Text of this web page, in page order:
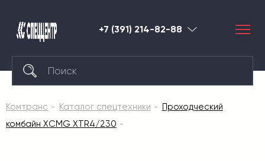
+7 (391) 214-82-88 Красноярск
Комтранс Каталог спецтехники
Проходческий
комбайн XCMG XTR4/230